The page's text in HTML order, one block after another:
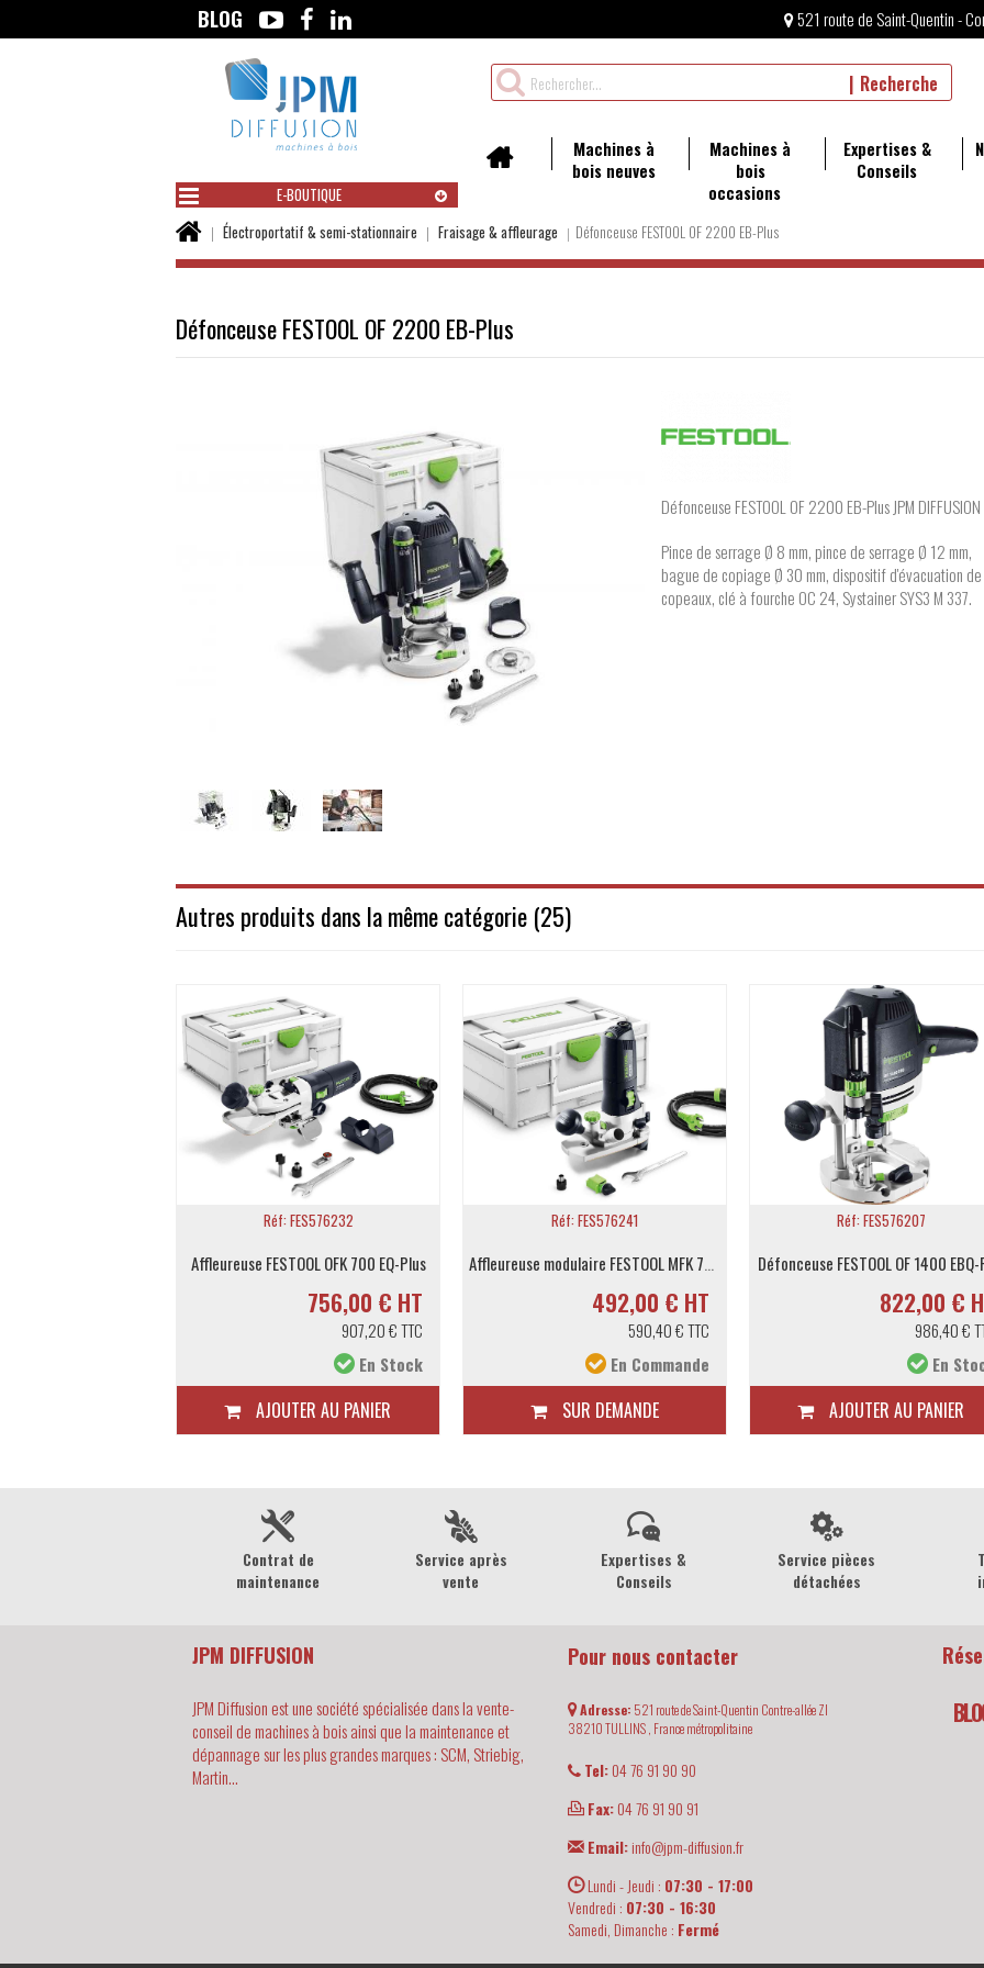
BLOG 521 route de Saint-Quentin -
Rechercher
un
Recherche
Machines à
bois neuves
Machines à
bois
occasions
Expertises &
Conseils
E-BOUTIQUE
Vous
ici :
Électroportatif & semi-stationnaire Fraisage & affleurage Défonceuse FESTOOL OF 2200 EB-Plus
Défonceuse FESTOOL OF 2200 EB-Plus
Défonceuse FESTOOL OF 2200 EB-Plus JPM DIFFUSION
Pince de serrage Ø 8 mm, pince de serrage Ø 12 mm,
bague de copiage Ø 30 mm, dispositif d'évacuation de
copeaux, clé à fourche OC 24, Systainer SYS3 M 337.
Autres produits dans la même catégorie (25)
Réf: FES576241
Affleureuse modulaire FESTOOL MFK 700 EQ/B-Plus
492,00 € HT
590,40 € TTC
En Commande
SUR DEMANDE
Réf: FES576207
Défonceuse FESTOOL OF 1400 EBQ-Plus
822,00 € HT
986,40 € TTC
En Stock
AJOUTER AU PANIER
Réf: FES576215
Défonceuse FESTOOL OF
1
1
AJOUTER AU
Contrat de
maintenance
Service après
vente
Expertises &
Conseils
Service pièces
détachées
JPM DIFFUSION
JPM Diffusion est une société spécialisée dans la vente-
conseil de machines à bois ainsi que la maintenance et
dépannage sur les plus grandes marques : SCM, Striebig,
Martin...
Pour nous contacter
Adresse: 521 route de Saint-Quentin Contre-allée ZI
38210TULLINS , France métropolitaine
Tel:04 76 91 90 90
Fax:04 76 91 90 91
Email:info@jpm-diffusion.fr
Lundi - Jeudi : 07:30 - 17:00
Vendredi : 07:30 - 16:30
Samedi, Dimanche : Fermé